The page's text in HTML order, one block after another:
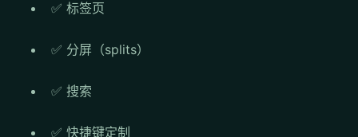
✅ 标签页
✅ 分屏（splits）
✅ 搜索
✅ 快捷键定制